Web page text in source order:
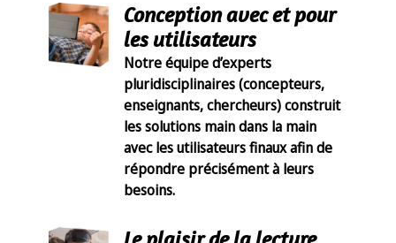
Conception avec et pour
les utilisateurs
Notre équipe d’experts
pluridisciplinaires (concepteurs,
enseignants, chercheurs) construit
les solutions main dans la main
avec les utilisateurs finaux afin de
répondre précisément à leurs
besoins.